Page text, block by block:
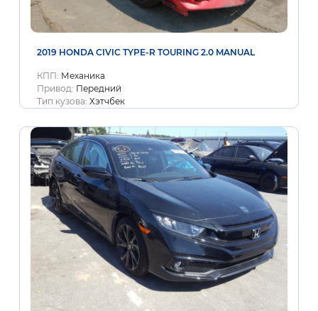
2019 HONDA CIVIC TYPE-R TOURING 2.0 MANUAL
КПП: Механика
Привод: Передний
Тип кузова: Хэтчбек